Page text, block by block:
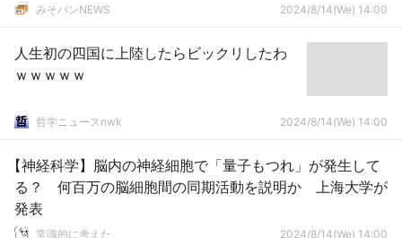
みそパンNEWS 2024/8/14(We) 14:00
人生初の四国に上陸したらビックリしたわ
ｗｗｗｗｗ
哲学ニュースnwk 2024/8/14(We) 14:00
【神経科学】脳内の神経細胞で「量子もつれ」が発生して
る？ 何百万の脳細胞間の同期活動を説明か 上海大学が
発表
常識的に考えた 2024/8/14(We) 14:00